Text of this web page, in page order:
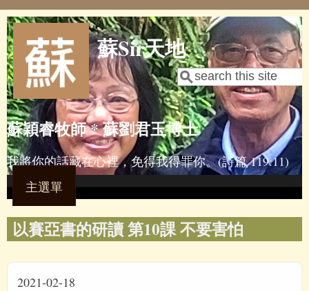
Skip to main content
蘇Sir天地
Search form
Search
蘇穎睿牧師 * 蘇劉君玉博士
我將你的話藏在心裡，免得我得罪你。(詩篇 119:11)
主選單
以賽亞書的研讀 第10課 不要害怕
2021-02-18